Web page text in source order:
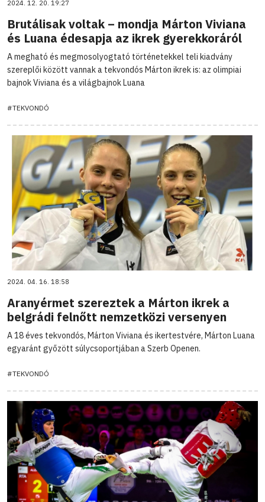
2024. 12. 20. 19:27
Brutálisak voltak – mondja Márton Viviana
és Luana édesapja az ikrek gyerekkoráról
A megható és megmosolyogtató történetekkel teli kiadvány
szereplői között vannak a tekvondós Márton ikrek is: az olimpiai
bajnok Viviana és a világbajnok Luana
#TEKVONDÓ
2024. 04. 16. 18:58
Aranyérmet szereztek a Márton ikrek a
belgrádi felnőtt nemzetközi versenyen
A 18 éves tekvondós, Márton Viviana és ikertestvére, Márton Luana
egyaránt győzött súlycsoportjában a Szerb Openen.
#TEKVONDÓ